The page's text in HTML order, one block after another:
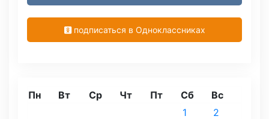
подписаться в Одноклассниках
Пн Вт Ср Чт Пт Сб Вс
1
2